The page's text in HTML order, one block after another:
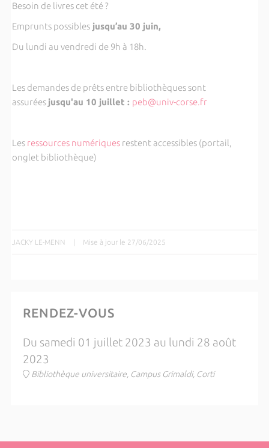
Besoin de livres cet été ?
Emprunts possiblesjusqu’au 30 juin,
Du lundi au vendredi de 9h à 18h.
Les demandes de prêts entre bibliothèques sont
assurées jusqu'au 10 juillet : peb@univ-corse.fr
Les ressources numériques restent accessibles (portail,
onglet bibliothèque)
JACKY LE-MENN | Mise à jour le 27/06/2025
RENDEZ-VOUS
Du samedi 01 juillet 2023 au lundi 28 août
2023
Bibliothèque universitaire, Campus Grimaldi, Corti